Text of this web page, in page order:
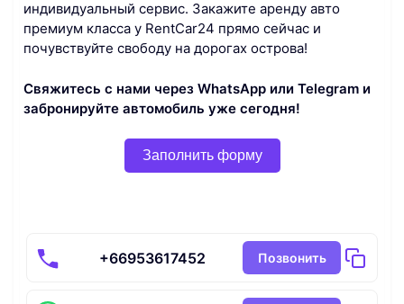
индивидуальный сервис. Закажите аренду авто
премиум класса у RentCar24 прямо сейчас и
почувствуйте свободу на дорогах острова!
Свяжитесь с нами через WhatsApp или Telegram и
забронируйте автомобиль уже сегодня!
Заполнить форму
+66953617452 Позвонить